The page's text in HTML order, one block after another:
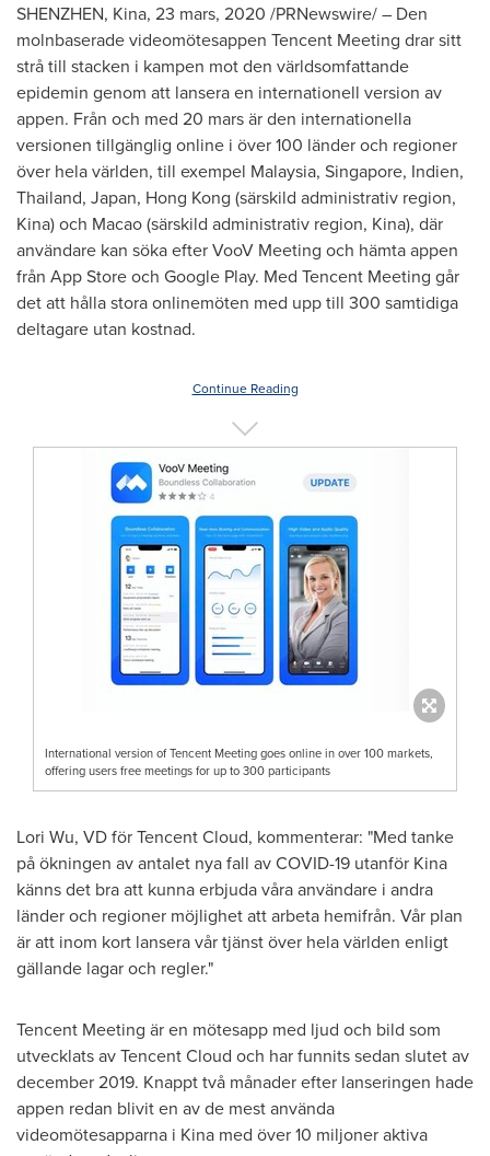
SHENZHEN, Kina, 23 mars, 2020 /PRNewswire/ – Den
molnbaserade videomötesappen Tencent Meeting drar sitt
strå till stacken i kampen mot den världsomfattande
epidemin genom att lansera en internationell version av
appen. Från och med 20 mars är den internationella
versionen tillgänglig online i över 100 länder och regioner
över hela världen, till exempel Malaysia, Singapore, Indien,
Thailand, Japan, Hong Kong (särskild administrativ region,
Kina) och Macao(särskild administrativ region, Kina), där
användare kan söka efter VooV Meeting och hämta appen
från App Storeoch Google Play. Med Tencent Meeting går
det att hålla stora onlinemöten med upp till 300 samtidiga
deltagare utan kostnad.
Continue Reading
International version of Tencent Meeting goes online in over 100 markets,
offering users free meetings for up to 300 participants
Lori Wu, VDförTencentCloud, kommenterar: "Med tanke
på ökningen av antalet nya fall av COVID-19 utanför Kina
känns det bra att kunna erbjuda våra användare i andra
länder och regioner möjlighet att arbeta hemifrån. Vår plan
är att inom kort lansera vår tjänst över hela världen enligt
gällande lagar och regler."
Tencent Meeting är en mötesapp med ljud och bild som
utvecklats avTencentCloud och har funnits sedan slutet av
december 2019. Knappt två månader efter lanseringen hade
appen redan blivit en av de mest använda
videomötesapparna i Kina med över 10 miljoner aktiva